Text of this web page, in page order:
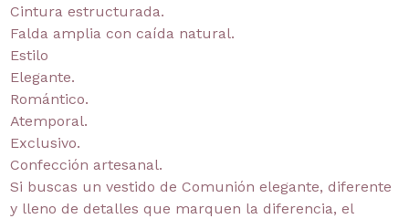
Cintura estructurada.
Falda amplia con caída natural.
Estilo
Elegante.
Romántico.
Atemporal.
Exclusivo.
Confección artesanal.
Si buscas un vestido de Comunión elegante, diferente
y lleno de detalles que marquen la diferencia, el